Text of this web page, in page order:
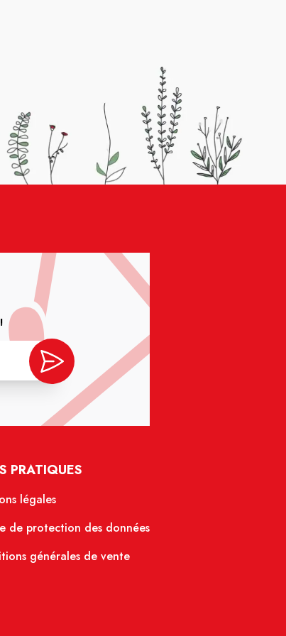
PRATIQUES
légales
de protection des données
générales de vente